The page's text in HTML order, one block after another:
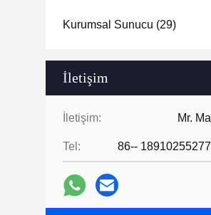
Kurumsal Sunucu (29)
İletişim
İletişim: Mr. Ma
Tel: 86-- 18910255277